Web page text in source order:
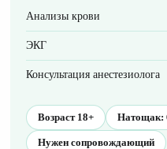
Анализы крови
ЭКГ
Консультация анестезиолога
Возраст 18+ Натощак:
Нужен сопровождающий